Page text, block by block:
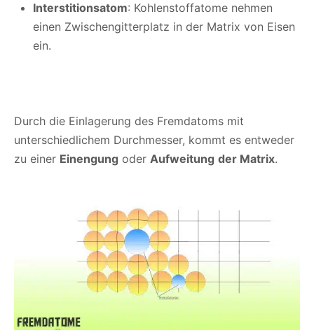
Interstitionsatom: Kohlenstoffatome nehmen
einen Zwischengitterplatz in der Matrix von Eisen
ein.
Durch die Einlagerung des Fremdatoms mit
unterschiedlichem Durchmesser, kommt es entweder
zu einer Einengung oder Aufweitung der Matrix.